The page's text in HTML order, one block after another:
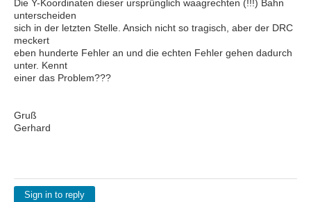
Die Y-Koordinaten dieser ursprünglich waagrechten (!!!) Bahn
unterscheiden
sich in der letzten Stelle. Ansich nicht so tragisch, aber der DRC
meckert
eben hunderte Fehler an und die echten Fehler gehen dadurch
unter. Kennt
einer das Problem???
Gruß
Gerhard
Sign in to reply